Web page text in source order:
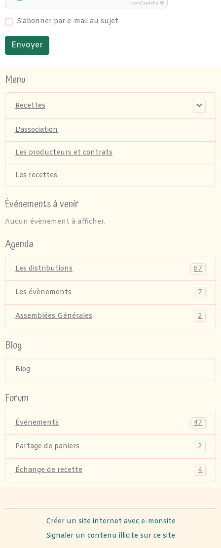
IconCaptcha ©
S'abonner par e-mail au sujet
Envoyer
Menu
Recettes
L'association
Les producteurs et contrats
Les recettes
Évènements à venir
Aucun évènement à afficher.
Agenda
Les distributions 67
Les évènements 7
Assemblées Générales 2
Blog
Blog
Forum
Événements 47
Partage de paniers 2
Échange de recette 4
Créer un site internet avec e-monsite
Signaler un contenu illicite sur ce site